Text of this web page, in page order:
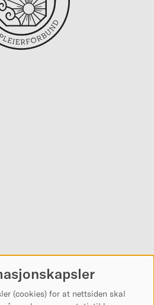
(cookies) for at nettsiden skal